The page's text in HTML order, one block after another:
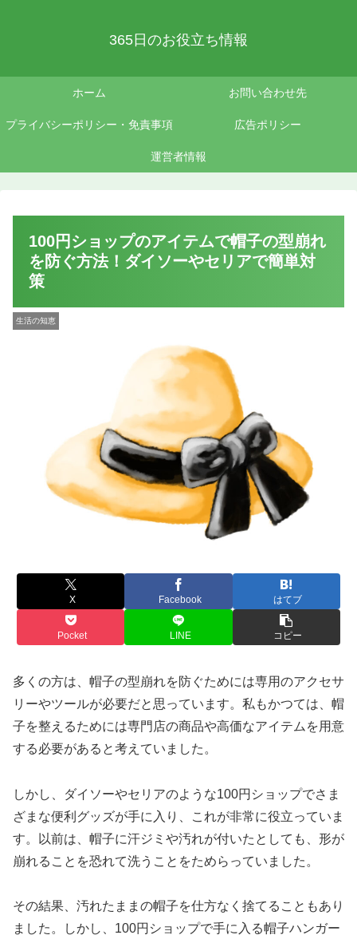
365日のお役立ち情報
ホーム お問い合わせ先
プライバシーポリシー・免責事項 広告ポリシー
運営者情報
100円ショップのアイテムで帽子の型崩れ
を防ぐ方法！ダイソーやセリアで簡単対
策
生活の知恵
X Facebook はてブ
Pocket LINE コピー
多くの方は、帽子の型崩れを防ぐためには専用のアクセサ
リーやツールが必要だと思っています。私もかつては、帽
子を整えるためには専門店の商品や高価なアイテムを用意
する必要があると考えていました。
しかし、ダイソーやセリアのような100円ショップでさま
ざまな便利グッズが手に入り、これが非常に役立っていま
す。以前は、帽子に汗ジミや汚れが付いたとしても、形が
崩れることを恐れて洗うことをためらっていました。
その結果、汚れたままの帽子を仕方なく捨てることもあり
ました。しかし、100円ショップで手に入る帽子ハンガー